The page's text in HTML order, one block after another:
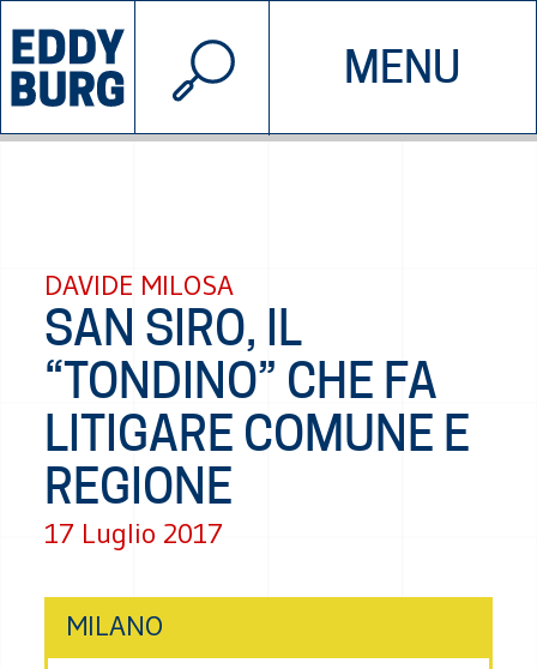
MENU
INIZIATIVE CHI SIAMO
© 2026 EDDYBURG
DAVIDE MILOSA
SAN SIRO, IL
“TONDINO” CHE FA
LITIGARE COMUNE E
REGIONE
17 Luglio 2017
MILANO